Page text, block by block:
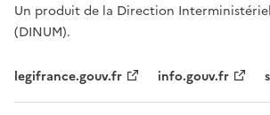
Un produit de la Direction
(DINUM).
legifrance.gouv.fr info.gouv.fr